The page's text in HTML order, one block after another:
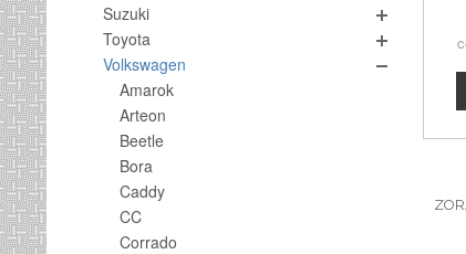
Suzuki
Toyota
Volkswagen
Amarok
Arteon
Beetle
Bora
Caddy
CC
Corrado